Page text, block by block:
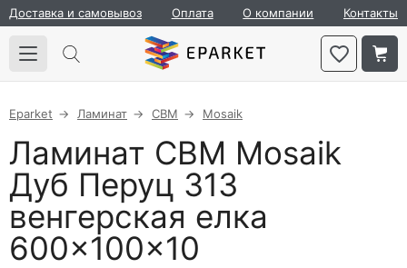
Доставка и самовывоз Оплата О компании Контакты
Eparket Ламинат CBM Mosaik
Ламинат CBM Mosaik
Дуб Перуц 313
венгерская елка
600×100×10